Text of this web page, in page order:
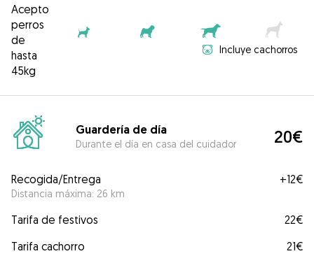
Acepto
perros
de
hasta
45kg
Incluye cachorros
Guardería de día
Durante el día en casa del cuidador 20€
Recogida/Entrega
Distancia máxima: 26 km
+12€
Tarifa de festivos
22€
Tarifa cachorro
21€